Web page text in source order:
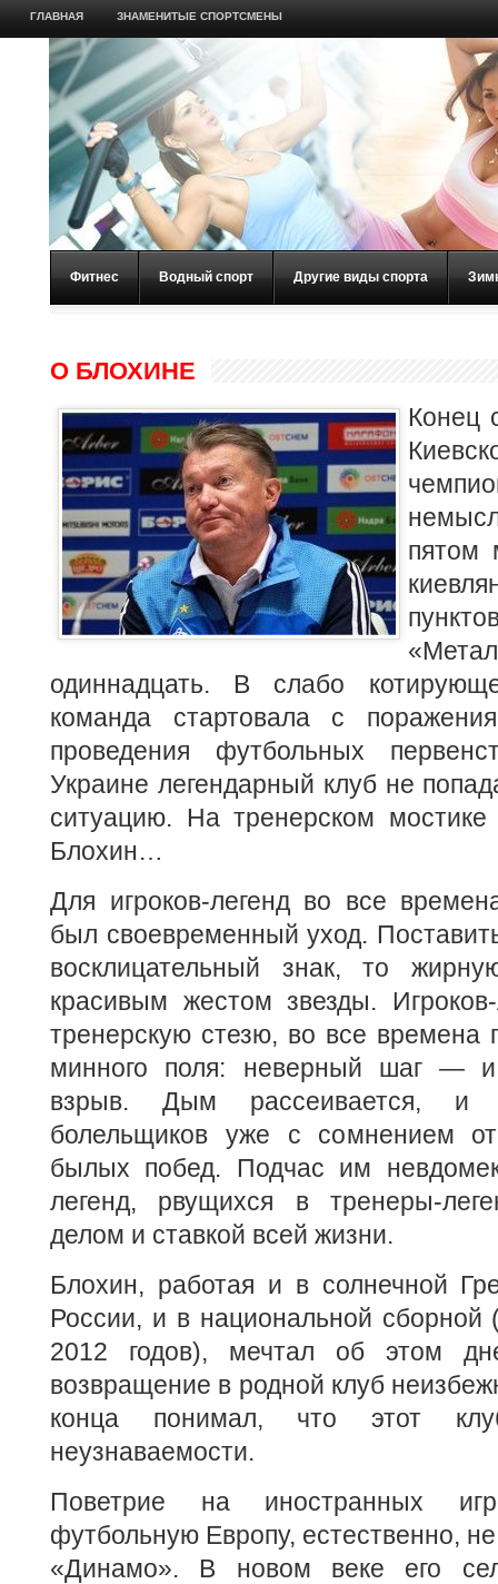
ГЛАВНАЯ ЗНАМЕНИТЫЕ СПОРТСМЕНЫ
Фитнес Водный спорт Другие виды спорта
О БЛОХИНЕ
Конец
пятом
одиннадцать. В слабо
команда стартовала с
проведения футбольных
Украине легендарный клуб не
ситуацию. На тренерском
Блохин…
Для игроков-легенд во все
был своевременный уход.
восклицательный знак, то
красивым жестом звезды.
тренерскую стезю, во все времена
минного поля: неверный шаг — и
взрыв. Дым рассеивается, и
болельщиков уже с сомнением
былых побед. Подчас им
легенд, рвущихся в тренеры-
делом и ставкой всей жизни.
Блохин, работая и в солнечной
России, и в национальной
2012 годов), мечтал об этом
возвращение в родной клуб
конца понимал, что этот
неузнаваемости.
Поветрие на иностранных
футбольную Европу, естественно,
«Динамо». В новом веке его